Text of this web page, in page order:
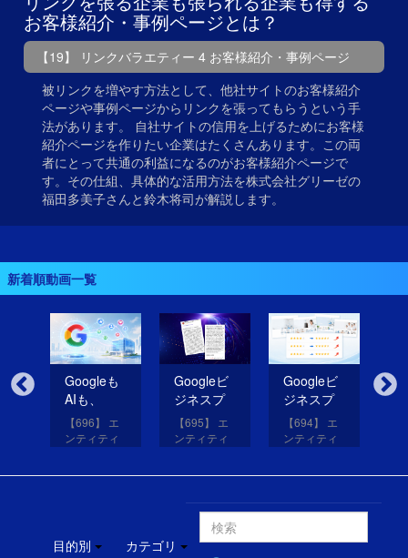
お客様紹介・事例ページとは？
【19】 リンクバラエティー 4 お客様紹介・事例ページ
被リンクを増やす方法として、他社サイトのお客様紹介
ページや事例ページからリンクを張ってもらうという手
法があります。 自社サイトの信用を上げるためにお客様
紹介ページを作りたい企業はたくさんあります。この両
者にとって共通の利益になるのがお客様紹介ページで
す。その仕組、具体的な活用方法を株式会社グリーゼの
福田多美子さんと鈴木将司が解説します。
新着順動画一覧
Googleも
AIも、
SNSのコ
コを見て
【696】 エ
ンティティ
Googleビ
ジネスプ
ロフィー
ルの紹介
して
MEO・
AIOを成功
させる方
【695】 エ
ンティティ
Googleビ
ジネスプ
ロフィー
ルの評価
画像を投
法
【694】 エ
ンティティ
目的別 カテゴリ